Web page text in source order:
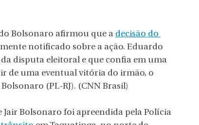
Bolsonaro afirmou que a decisão do
notificado sobre a ação. Eduardo
disputa eleitoral e que confia em uma
de uma eventual vitória do irmão, o
(PL-RJ). (CNN Brasil)
Bolsonaro foi apreendida pela Polícia